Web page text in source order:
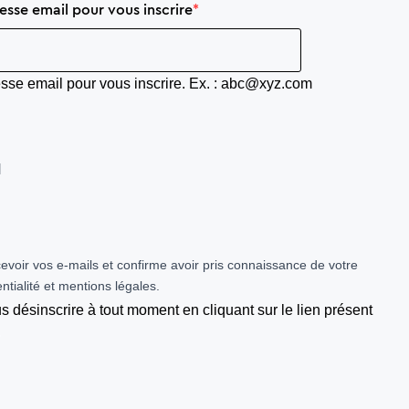
email pour vous inscrire
email pour vous inscrire. Ex. : abc@xyz.com
vos e-mails et confirme avoir pris connaissance de votre
et mentions légales.
désinscrire à tout moment en cliquant sur le lien présent